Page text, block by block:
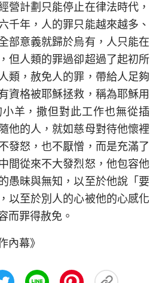
營計劃只能停止在律法時代，
千年，人的罪只能越來越多、
部意義就歸於烏有，人只能在
，但人類的罪過卻超過了起初所
類，赦免人的罪，帶給人足夠
資格被耶穌拯救，稱為耶穌用
羊，撒但對此工作也無從插
他的人，就如慈母對待他懷裡
發怒，也不厭憎，而是充滿了
間從來不大發烈怒，他包容他
愚昧與無知，以至於他說「要
以至於別人的心被他的心感化
而罪得赦免。
內幕》